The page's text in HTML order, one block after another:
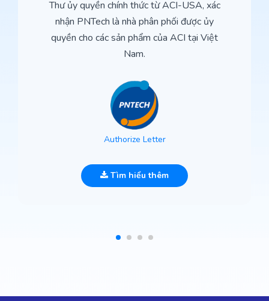
Thư ủy quyền chính thức từ ACI-USA, xác
nhận PNTech là nhà phân phối được ủy
quyền cho các sản phẩm của ACI tại Việt
Nam.
Authorize Letter
Tìm hiểu thêm